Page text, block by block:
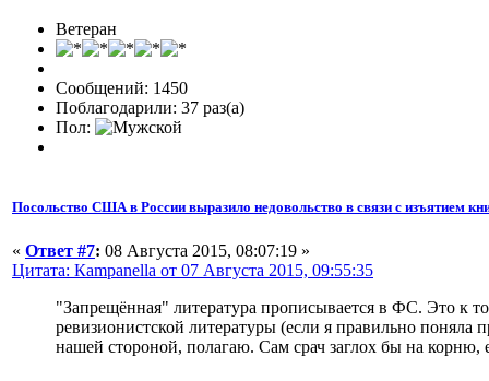
Ветеран
Сообщений: 1450
Поблагодарили: 37 раз(а)
Пол:
Посольство США в России выразило недовольство в связи с изъятием
« Ответ #7: 08 Августа 2015, 08:07:19 »
Цитата: Кampanella от 07 Августа 2015, 09:55:35
"Запрещённая" литература прописывается в ФС. Это к
ревизионистской литературы (если я правильно
нашей стороной, полагаю. Сам срач заглох бы на